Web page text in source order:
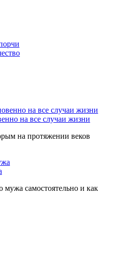
на все случаи жизни
на протяжении веков
мужа самостоятельно и как